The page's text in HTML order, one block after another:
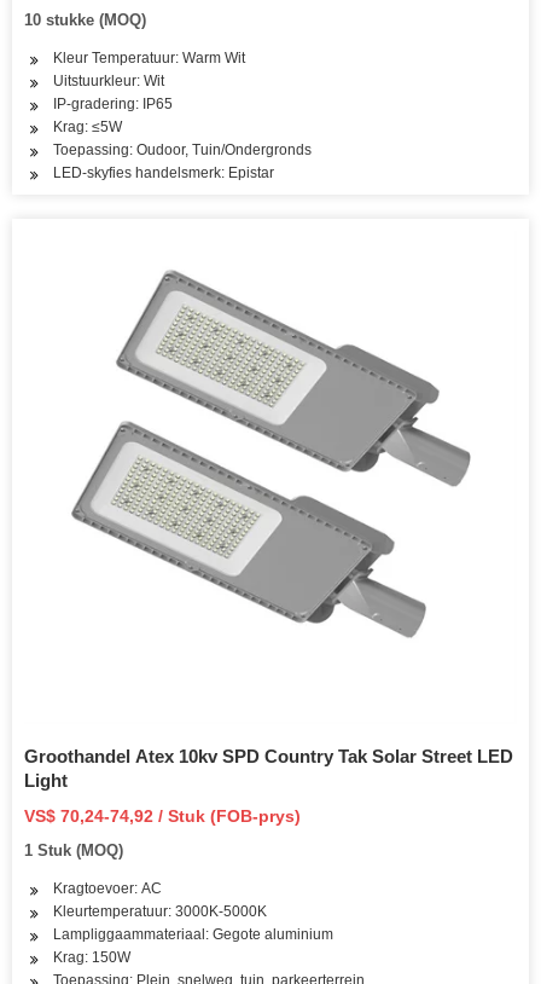
10 stukke (MOQ)
Kleur Temperatuur: Warm Wit
Uitstuurkleur: Wit
IP-gradering: IP65
Krag: ≤5W
Toepassing: Oudoor, Tuin/Ondergronds
LED-skyfies handelsmerk: Epistar
Groothandel Atex 10kv SPD Country Tak Solar Street LED
Light
VS$ 70,24-74,92 / Stuk (FOB-prys)
1 Stuk (MOQ)
Kragtoevoer: AC
Kleurtemperatuur: 3000K-5000K
Lampliggaammateriaal: Gegote aluminium
Krag: 150W
Toepassing: Plein, snelweg, tuin, parkeerterrein